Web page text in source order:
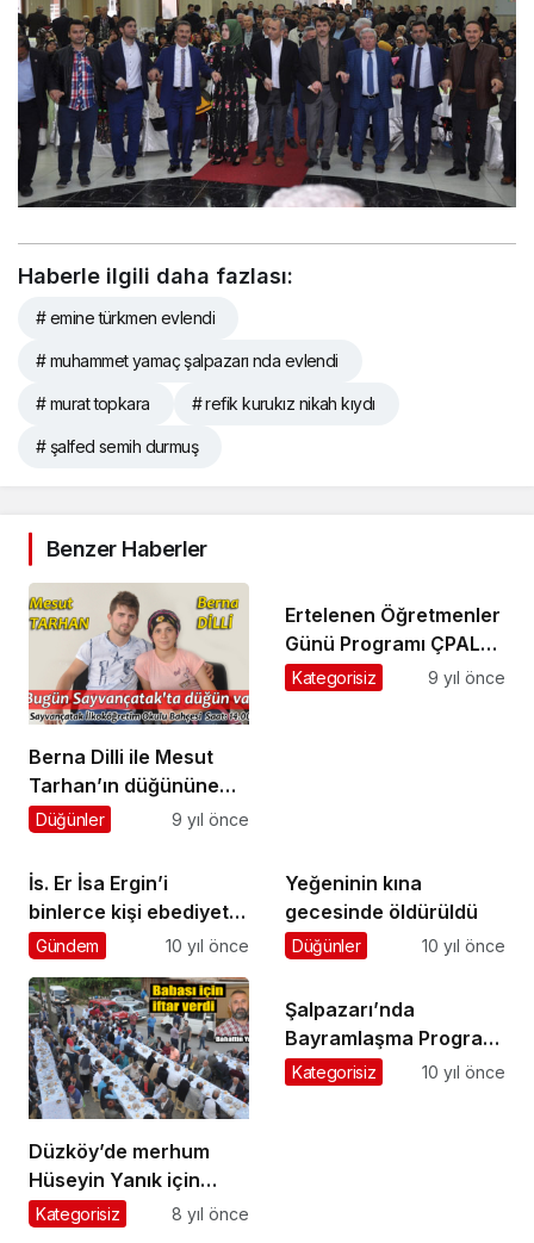
Haberle ilgili daha fazlası:
# emine türkmen evlendi
# muhammet yamaç şalpazarı nda evlendi
# murat topkara # refik kurukız nikah kıydı
# şalfed semih durmuş
Benzer Haberler
Berna Dilli ile Mesut
Tarhan’ın düğününe
davet
Düğünler 9 yıl önce
Ertelenen Öğretmenler
Günü Programı ÇPAL
Salonunda yapıldı
Kategorisiz 9 yıl önce
İs. Er İsa Ergin’i
binlerce kişi ebediyete
uğurladı
Gündem 10 yıl önce
Yeğeninin kına
gecesinde öldürüldü
Düğünler 10 yıl önce
Düzköy’de merhum
Hüseyin Yanık için
cami avlusunda iftar
Kategorisiz 8 yıl önce
Şalpazarı’nda
Bayramlaşma Programı
icra edildi
Kategorisiz 10 yıl önce